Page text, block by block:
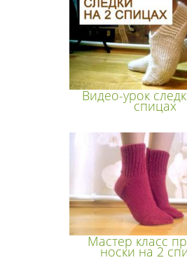
Видео-урок
спицах
Мастер класс
носки на 2